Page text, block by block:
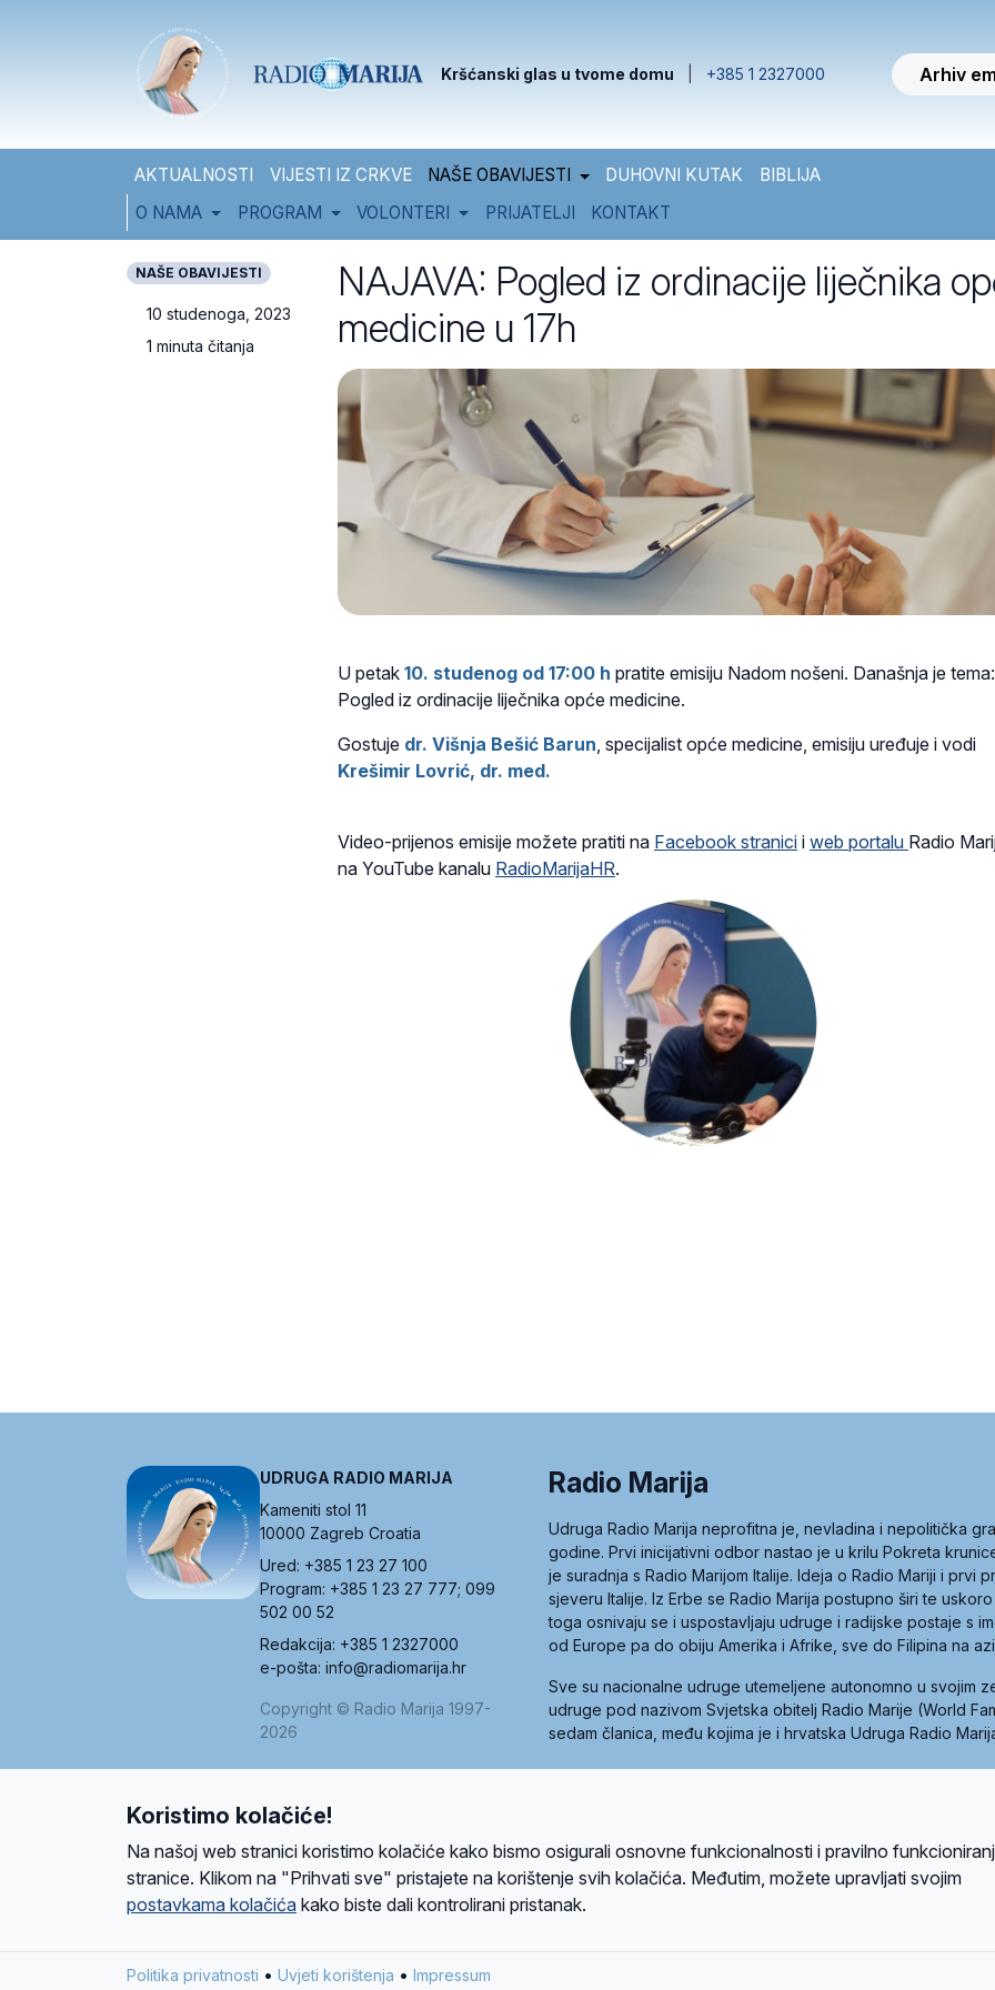
Kršćanski glas u tvome domu +385 1 2327000 Arhiv
AKTUALNOSTI VIJESTI IZ CRKVE NAŠE OBAVIJESTI DUHOVNI KUTAK
BIBLIJA
O NAMA
PROGRAM VOLONTERI PRIJATELJI KONTAKT
NAŠE OBAVIJESTI
10 studenoga, 2023
1 minuta čitanja
NAJAVA: Pogled iz ordinacije liječnika
medicine u 17h
U petak 10. studenog od 17:00 h pratite emisiju Nadom nošeni. Današnja je tema:
Pogled iz ordinacije liječnika opće medicine.
Gostuje dr. Višnja Bešić Barun, specijalist opće medicine, emisiju uređuje i vodi
Krešimir Lovrić, dr. med.
Video-prijenos emisije možete pratiti na Facebook stranici i web portalu Radio
na YouTube kanalu RadioMarijaHR.
UDRUGA RADIO MARIJA
Kameniti stol 11
10000 Zagreb Croatia
Ured: +385 1 23 27 100
Program: +385 1 23 27 777; 099
502 00 52
Redakcija: +385 1 2327000
e-pošta: info@radiomarija.hr
Copyright © Radio Marija 1997-
2026
Radio Marija
Udruga Radio Marija neprofitna je, nevladina i nepolitička
godine. Prvi inicijativni odbor nastao je u krilu Pokreta
je suradnja s Radio Marijom Italije. Ideja o Radio Mariji i prvi
sjeveru Italije. Iz Erbe se Radio Marija postupno širi te
toga osnivaju se i uspostavljaju udruge i radijske postaje s
od Europe pa do obiju Amerika i Afrike, sve do Filipina na
Sve su nacionalne udruge utemeljene autonomno u svojim
udruge pod nazivom Svjetska obitelj Radio Marije (World
sedam članica, među kojima je i hrvatska Udruga Radio
Ova stranica je zaštićena Google reCAPTCHA sustavom
Koristimo kolačiće!
Na našoj web stranici koristimo kolačiće kako bismo osigurali osnovne funkcionalnosti i pravilno
stranice. Klikom na "Prihvati sve" pristajete na korištenje svih kolačića. Međutim, možete upravljati svojim
postavkama kolačića kako biste dali kontrolirani pristanak.
Politika privatnosti • Uvjeti korištenja • Impressum